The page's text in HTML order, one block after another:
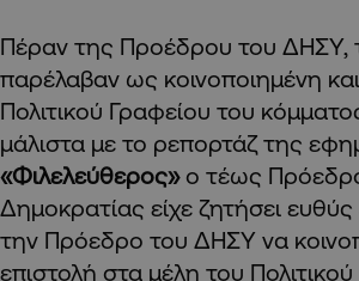
Πέραν της Προέδρου του ΔΗΣΥ,
παρέλαβαν ως κοινοποιημένη
Πολιτικού Γραφείου του
μάλιστα με το ρεπορτάζ της
«Φιλελεύθερος»ο τέως
Δημοκρατίας είχε ζητήσει
την Πρόεδρο του ΔΗΣΥ να
επιστολή στα μέλη του